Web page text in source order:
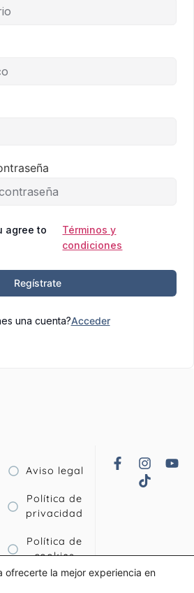
agree to
Términos y
condiciones
Regístrate
una cuenta?Acceder
Aviso legal
Política de
privacidad
Política de
cookies
ofrecerte la mejor experiencia en